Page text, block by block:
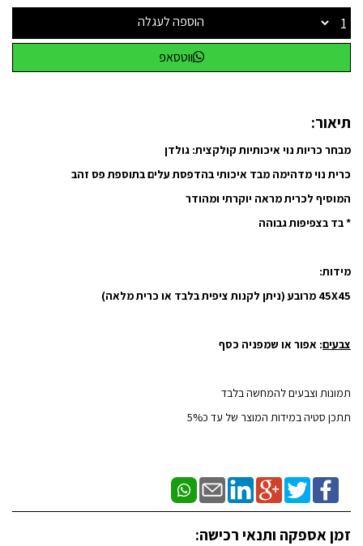
הוספה לעגלה
ווטסאפ
תיאור:
מבחר כריות נוי איכותיות קולקצית: גולדן
כרית נוי מדהימה מבד איכותי בהדפסת עלים בתוספת פס זהב
המוסיף לכרית מראה יוקרתי ומהודר
* בד בצפיפות גבוהה
מידות:
45X45 מרובע (ניתן לקנות ציפית בלבד או כרית מלאה)
צבעים: אפור או שמפניה כסף
תמונות וצבעים להמחשה בלבד
תתכן סטיה במידות המוצר של עד כ5%
זמן אספקה ותנאי רכישה: